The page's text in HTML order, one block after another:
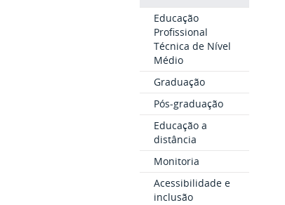
Educação
Profissional
Técnica de Nível
Médio
Graduação
Pós-graduação
Educação a
distância
Monitoria
Acessibilidade e
inclusão